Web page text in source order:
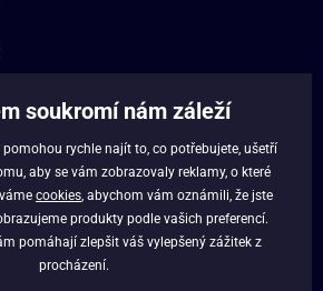
soukromí nám záleží
rychle najít to, co potřebujete, ušetří
aby se vám zobrazovaly reklamy, o které
cookies , abychom vám oznámili, že jste
produkty podle vašich preferencí.
pomáhají zlepšit váš vylepšený zážitek z
procházení.